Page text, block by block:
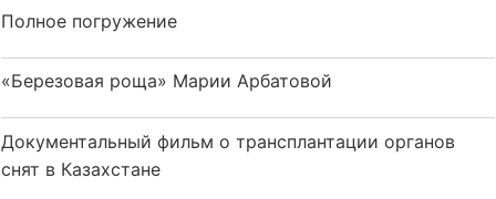
Полное погружение
«Березовая роща» Марии Арбатовой
Документальный фильм о трансплантации органов
снят в Казахстане